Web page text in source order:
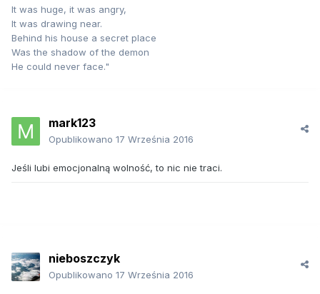
It was huge, it was angry,
It was drawing near.
Behind his house a secret place
Was the shadow of the demon
He could never face."
mark123
Opublikowano 17 Września 2016
Jeśli lubi emocjonalną wolność, to nic nie traci.
nieboszczyk
Opublikowano 17 Września 2016